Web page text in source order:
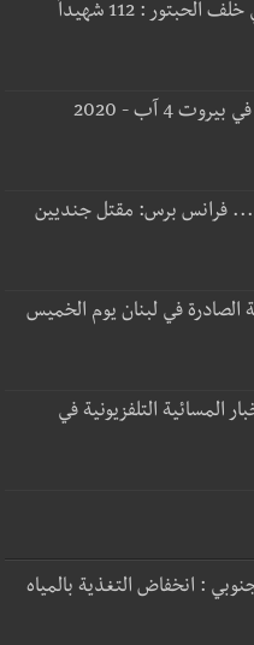
رجل الاعمال الاماراتي خلف الحبتور : 112 شهيداً
بالصور: انفجار المرفأ في بيروت 4 آب - 2020
فرانس برس: مقتل جنديين
الصادرة في لبنان يوم الخميس
المسائية التلفزيونية في
: انخفاض التغذية بالمياه